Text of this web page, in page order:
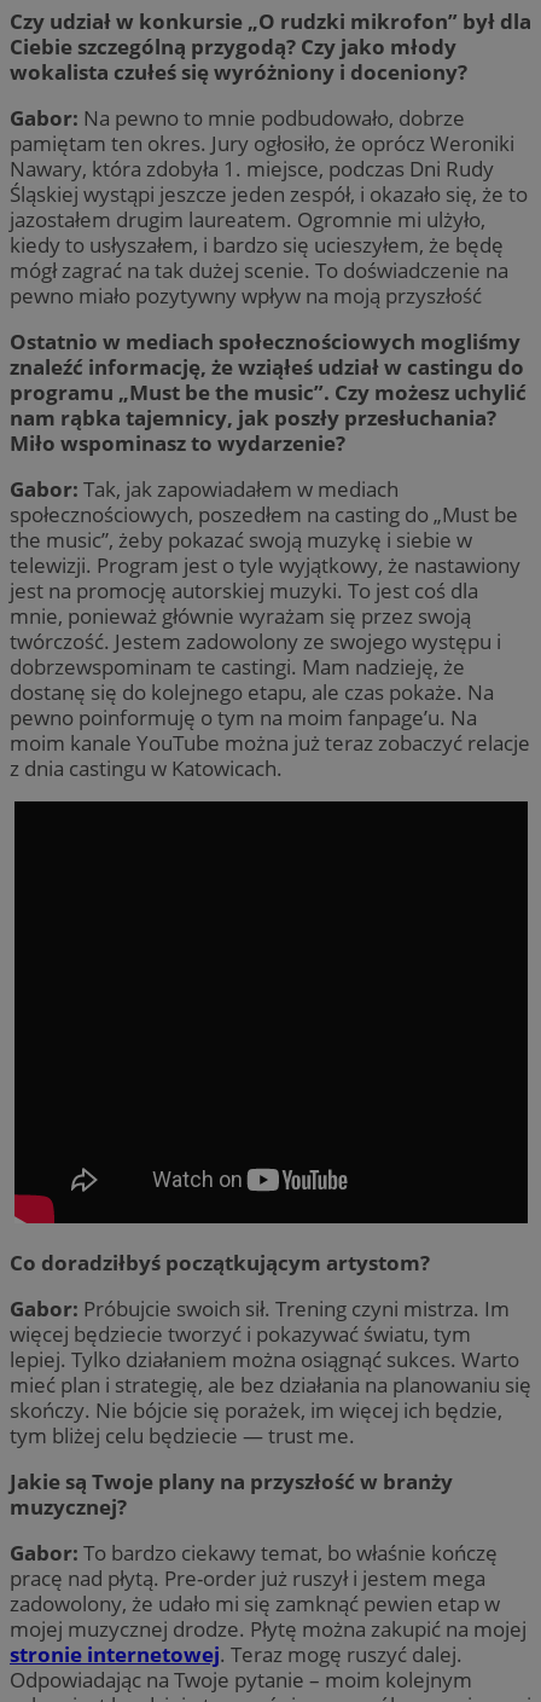
Czy udział w konkursie „O rudzki mikrofon” był dla
Ciebie szczególną przygodą? Czy jako młody
wokalista czułeś się wyróżniony i doceniony?
Gabor: Na pewno to mnie podbudowało, dobrze
pamiętam ten okres. Jury ogłosiło, że oprócz Weroniki
Nawary, która zdobyła 1. miejsce, podczas Dni Rudy
Śląskiej wystąpi jeszcze jeden zespół, i okazało się, że to
jazostałem drugim laureatem. Ogromnie mi ulżyło,
kiedy to usłyszałem, i bardzo się ucieszyłem, że będę
mógł zagrać na tak dużej scenie. To doświadczenie na
pewno miało pozytywny wpływ na moją przyszłość
Ostatnio w mediach społecznościowych mogliśmy
znaleźć informację, że wziąłeś udział w castingu do
programu „Must be the music”. Czy możesz uchylić
nam rąbka tajemnicy, jak poszły przesłuchania?
Miło wspominasz to wydarzenie?
Gabor: Tak, jak zapowiadałem w mediach
społecznościowych, poszedłem na casting do „Must be
the music”, żeby pokazać swoją muzykę i siebie w
telewizji. Program jest o tyle wyjątkowy, że nastawiony
jest na promocję autorskiej muzyki. To jest coś dla
mnie, ponieważ głównie wyrażam się przez swoją
twórczość. Jestem zadowolony ze swojego występu i
dobrzewspominam te castingi. Mam nadzieję, że
dostanę się do kolejnego etapu, ale czas pokaże. Na
pewno poinformuję o tym na moim fanpage’u. Na
moim kanale YouTube można już teraz zobaczyć relacje
z dnia castingu w Katowicach.
Co doradziłbyś początkującym artystom?
Gabor: Próbujcie swoich sił. Trening czyni mistrza. Im
więcej będziecie tworzyć i pokazywać światu, tym
lepiej. Tylko działaniem można osiągnąć sukces. Warto
mieć plan i strategię, ale bez działania na planowaniu się
skończy. Nie bójcie się porażek, im więcej ich będzie,
tym bliżej celu będziecie — trust me.
Jakie są Twoje plany na przyszłość w branży
muzycznej?
Gabor: To bardzo ciekawy temat, bo właśnie kończę
pracę nad płytą. Pre-order już ruszył i jestem mega
zadowolony, że udało mi się zamknąć pewien etap w
mojej muzycznej drodze. Płytę można zakupić na mojej
stronie internetowej. Teraz mogę ruszyć dalej.
Odpowiadając na Twoje pytanie – moim kolejnym